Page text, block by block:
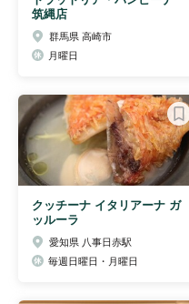
筑縄店
群馬県 高崎市
月曜日
クッチーナ イタリアーナ ガ
ッルーラ
愛知県 八事日赤駅
毎週日曜日・月曜日